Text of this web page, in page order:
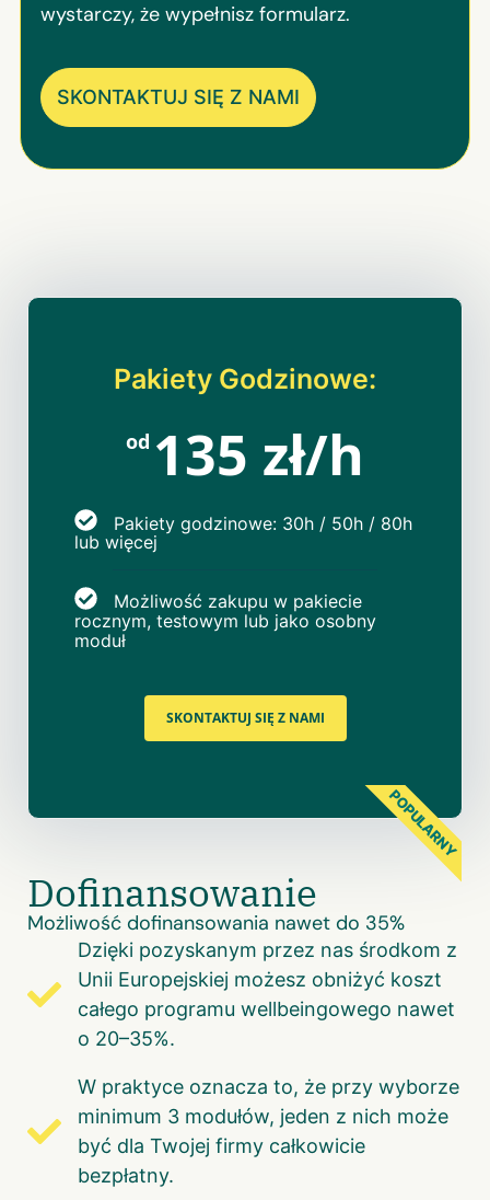
wystarczy, że wypełnisz formularz.
SKONTAKTUJ SIĘ Z NAMI
Pakiety Godzinowe:
od 135 zł/h
Pakiety godzinowe: 30h / 50h / 80h
lub więcej
Możliwość zakupu w pakiecie
rocznym, testowym lub jako osobny
moduł
SKONTAKTUJ SIĘ Z NAMI
POPULARNY
Dofinansowanie
Możliwość dofinansowania nawet do 35%
Dzięki pozyskanym przez nas środkom z
Unii Europejskiej możesz obniżyć koszt
całego programu wellbeingowego nawet
o 20–35%.
W praktyce oznacza to, że przy wyborze
minimum 3 modułów, jeden z nich może
być dla Twojej firmy całkowicie
bezpłatny.